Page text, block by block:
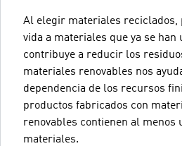
Al elegir materiales reciclados,
vida a materiales que ya se han
contribuye a reducir los
materiales renovables nos
dependencia de los recursos
productos fabricados con
renovables contienen al menos
materiales.